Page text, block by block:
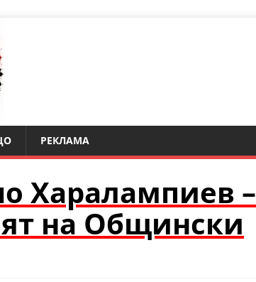
РЕКЛАМА
Харалампиев –
на Общински